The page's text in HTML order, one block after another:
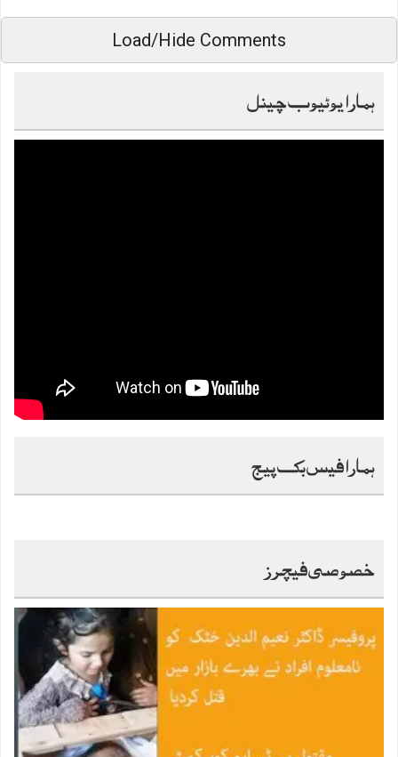
Load/Hide Comments
ہمارا یوٹیوب چینل
ہمارا فیس بک پیج
خصوصی فیچرز